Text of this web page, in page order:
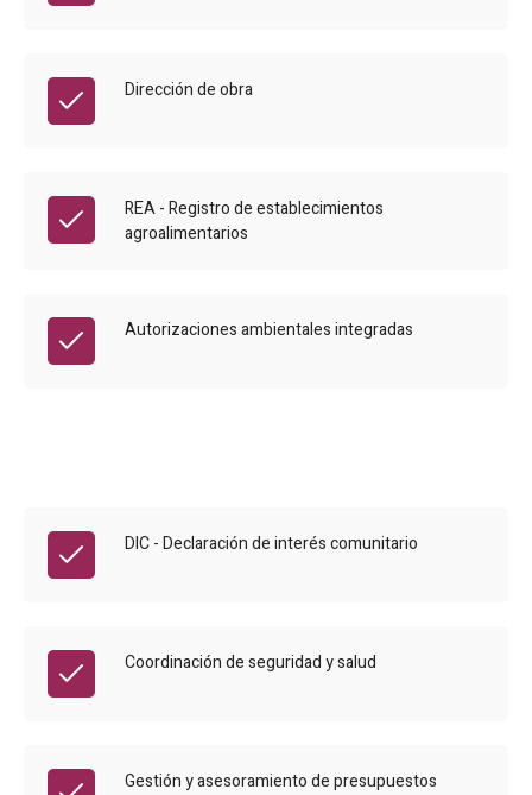
Dirección de obra
REA - Registro de establecimientos
agroalimentarios
Autorizaciones ambientales integradas
DIC - Declaración de interés comunitario
Coordinación de seguridad y salud
Gestión y asesoramiento de presupuestos